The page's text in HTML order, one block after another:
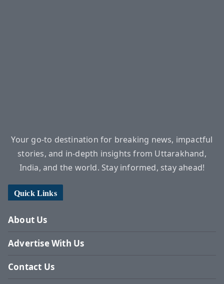
Your go-to destination for breaking news, impactful
stories, and in-depth insights from Uttarakhand,
India, and the world. Stay informed, stay ahead!
Quick Links
About Us
Advertise With Us
Contact Us